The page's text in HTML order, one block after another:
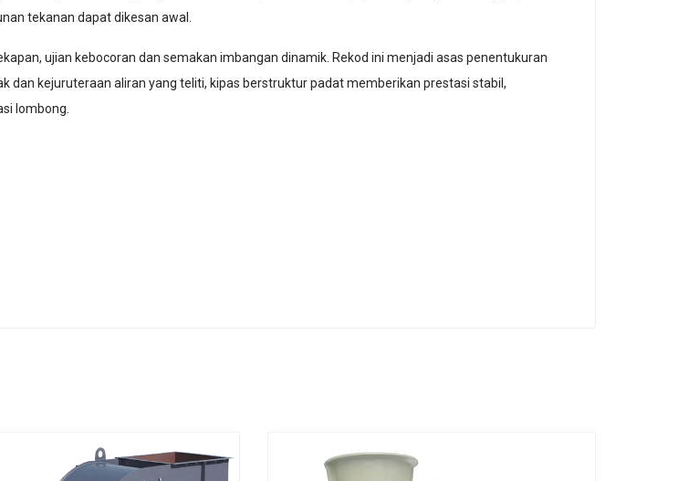
tekanan dapat dikesan awal.
ujian kebocoran dan semakan imbangan dinamik. Rekod ini menjadi asas penentukuran
dan kejuruteraan aliran yang teliti, kipas berstruktur padat memberikan prestasi stabil,
lombong.